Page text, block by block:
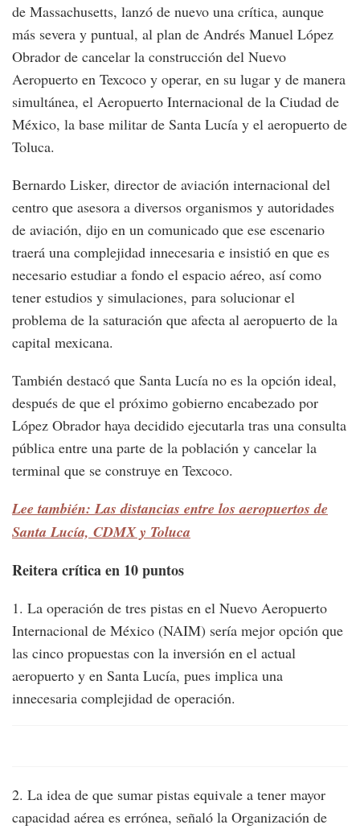
de Massachusetts, lanzó de nuevo una crítica, aunque
más severa y puntual, al plan de Andrés Manuel López
Obrador de cancelar la construcción del Nuevo
Aeropuerto en Texcoco y operar, en su lugar y de manera
simultánea, el Aeropuerto Internacional de la Ciudad de
México, la base militar de Santa Lucía y el aeropuerto de
Toluca.
Bernardo Lisker, director de aviación internacional del
centro que asesora a diversos organismos y autoridades
de aviación, dijo en un comunicado que ese escenario
traerá una complejidad innecesaria e insistió en que es
necesario estudiar a fondo el espacio aéreo, así como
tener estudios y simulaciones, para solucionar el
problema de la saturación que afecta al aeropuerto de la
capital mexicana.
También destacó que Santa Lucía no es la opción ideal,
después de que el próximo gobierno encabezado por
López Obrador haya decidido ejecutarla tras una consulta
pública entre una parte de la población y cancelar la
terminal que se construye en Texcoco.
Lee también: Las distancias entre los aeropuertos de
Santa Lucía, CDMX y Toluca
Reitera crítica en 10 puntos
1. La operación de tres pistas en el Nuevo Aeropuerto
Internacional de México (NAIM) sería mejor opción que
las cinco propuestas con la inversión en el actual
aeropuerto y en Santa Lucía, pues implica una
innecesaria complejidad de operación.
2. La idea de que sumar pistas equivale a tener mayor
capacidad aérea es errónea, señaló la Organización de